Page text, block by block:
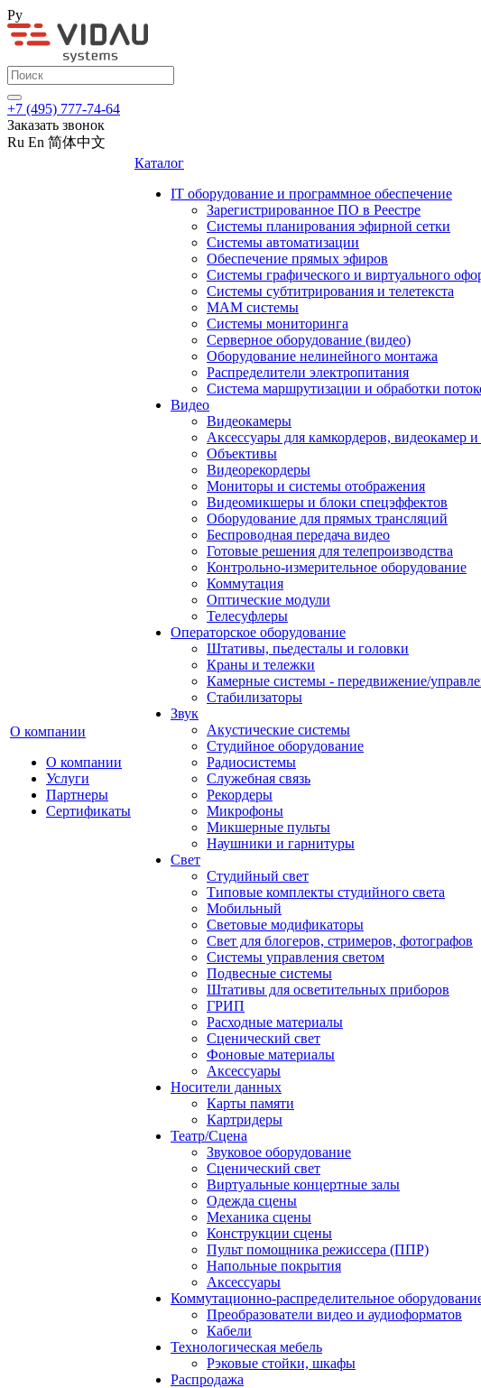
Ру
+7 (495) 777-74-64
Заказать звонок
Ru En 简体中文
О компании
О компании
Услуги
Партнеры
Сертификаты
Каталог
IT оборудование и программное обеспечение
Зарегистрированное ПО в Реестре
Системы планирования эфирной сетки
Системы автоматизации
Обеспечение прямых эфиров
Системы графического и виртуального
Системы субтитрирования и телетекста
MAM системы
Системы мониторинга
Серверное оборудование (видео)
Оборудование нелинейного монтажа
Распределители электропитания
Система маршрутизации и обработки
Видео
Видеокамеры
Аксессуары для камкордеров, видеокамер и
Объективы
Видеорекордеры
Мониторы и системы отображения
Видеомикшеры и блоки спецэффектов
Оборудование для прямых трансляций
Беспроводная передача видео
Готовые решения для телепроизводства
Контрольно-измерительное оборудование
Коммутация
Оптические модули
Телесуфлеры
Операторское оборудование
Штативы, пьедесталы и головки
Краны и тележки
Камерные системы - передвижение/
Стабилизаторы
Звук
Акустические системы
Студийное оборудование
Радиосистемы
Служебная связь
Рекордеры
Микрофоны
Микшерные пульты
Наушники и гарнитуры
Свет
Студийный свет
Типовые комплекты студийного света
Мобильный
Световые модификаторы
Свет для блогеров, стримеров, фотографов
Системы управления светом
Подвесные системы
Штативы для осветительных приборов
ГРИП
Расходные материалы
Сценический свет
Фоновые материалы
Аксессуары
Носители данных
Карты памяти
Картридеры
Театр/Сцена
Звуковое оборудование
Сценический свет
Виртуальные концертные залы
Одежда сцены
Механика сцены
Конструкции сцены
Пульт помощника режиссера (ППР)
Напольные покрытия
Аксессуары
Коммутационно-распределительное
Преобразователи видео и аудиоформатов
Кабели
Технологическая мебель
Рэковые стойки, шкафы
Распродажа